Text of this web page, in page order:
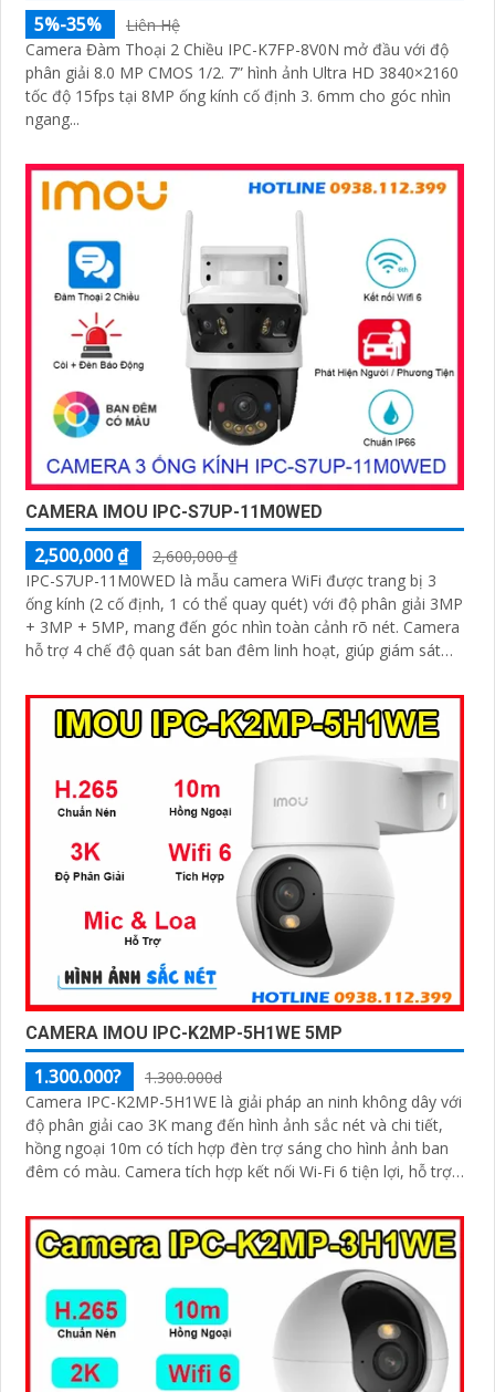
5%-35%
Liên Hệ
Camera Đàm Thoại 2 Chiều IPC-K7FP-8V0N mở đầu với độ
phân giải 8.0 MP CMOS 1/2. 7” hình ảnh Ultra HD 3840×2160
tốc độ 15fps tại 8MP ống kính cố định 3. 6mm cho góc nhìn
ngang...
CAMERA IMOU IPC-S7UP-11M0WED
2,500,000 ₫
2,600,000 ₫
IPC-S7UP-11M0WED là mẫu camera WiFi được trang bị 3
ống kính (2 cố định, 1 có thể quay quét) với độ phân giải 3MP
+ 3MP + 5MP, mang đến góc nhìn toàn cảnh rõ nét. Camera
hỗ trợ 4 chế độ quan sát ban đêm linh hoạt, giúp giám sát
CAMERA IMOU IPC-K2MP-5H1WE 5MP
1.300.000?
1.300.000d
Camera IPC-K2MP-5H1WE là giải pháp an ninh không dây với
độ phân giải cao 3K mang đến hình ảnh sắc nét và chi tiết,
hồng ngoại 10m có tích hợp đèn trợ sáng cho hình ảnh ban
đêm có màu. Camera tích hợp kết nối Wi-Fi 6 tiện lợi, hỗ trợ